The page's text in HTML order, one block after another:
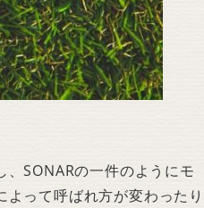
SONARの一件のようにモ
って呼ばれ方が変わったり